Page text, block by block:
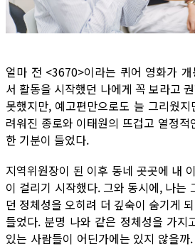
얼마 전 <3670>이라는 퀴어 영화가
서 활동을 시작했던 나에게 꼭 보라고
못했지만, 예고편만으로도 늘 그리웠
려워진 종로와 이태원의 뜨겁고 열정
한 기분이 들었다.
지역위원장이 된 이후 동네 곳곳에 내
이 걸리기 시작했다. 그와 동시에, 나는
던 정체성을 오히려 더 깊숙이 숨기게
들었다. 분명 나와 같은 정체성을 가지
있는 사람들이 어딘가에는 있지 않을